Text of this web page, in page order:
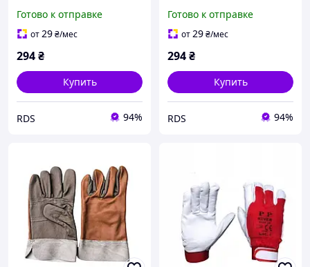
Готово к отправке
от29₴/мес
294₴
Купить
RDS 94%
Готово к отправке
от29₴/мес
294₴
Купить
RDS 94%